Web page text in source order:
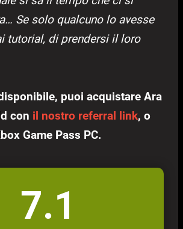
Se solo qualcuno lo avesse
tutorial, di prendersi il loro
puoi acquistare Ara
con il nostro referral link, o
Game Pass PC.
7.1